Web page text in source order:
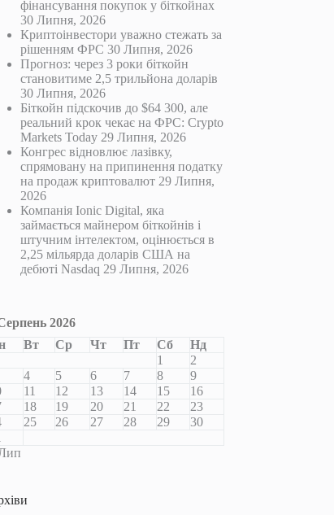
фінансування покупок у біткойнах
30 Липня, 2026
Криптоінвестори уважно стежать за
рішенням ФРС 30 Липня, 2026
Прогноз: через 3 роки біткойн
становитиме 2,5 трильйона доларів
30 Липня, 2026
Біткойн підскочив до $64 300, але
реальний крок чекає на ФРС: Crypto
Markets Today 29 Липня, 2026
Конгрес відновлює лазівку,
спрямовану на припинення податку
на продаж криптовалют 29 Липня,
2026
Компанія Ionic Digital, яка
займається майнером біткойнів і
штучним інтелектом, оцінюється в
2,25 мільярда доларів США на
дебюті Nasdaq 29 Липня, 2026
2026
Вт Ср Чт Пт Сб
Нд
1
2
4 5 6 7 8
9
11 12 13 14 15
16
18 19 20 21 22
23
25 26 27 28 29
30